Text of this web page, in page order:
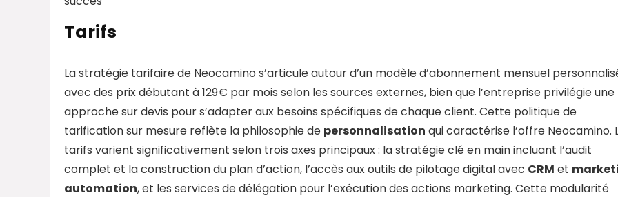
Tarifs
La stratégie tarifaire de Neocamino s’articule autour d’un modèle d’abonnement mensuel
avec des prix débutant à 129€ par mois selon les sources externes, bien que l’entreprise privilégie une
approche sur devis pour s’adapter aux besoins spécifiques de chaque client. Cette politique de
tarification sur mesure reflète la philosophie de personnalisation qui caractérise l’offre Neocamino.
tarifs varient significativement selon trois axes principaux : la stratégie clé en main incluant l’audit
complet et la construction du plan d’action, l’accès aux outils de pilotage digital avec CRM et
automation, et les services de délégation pour l’exécution des actions marketing. Cette modularité